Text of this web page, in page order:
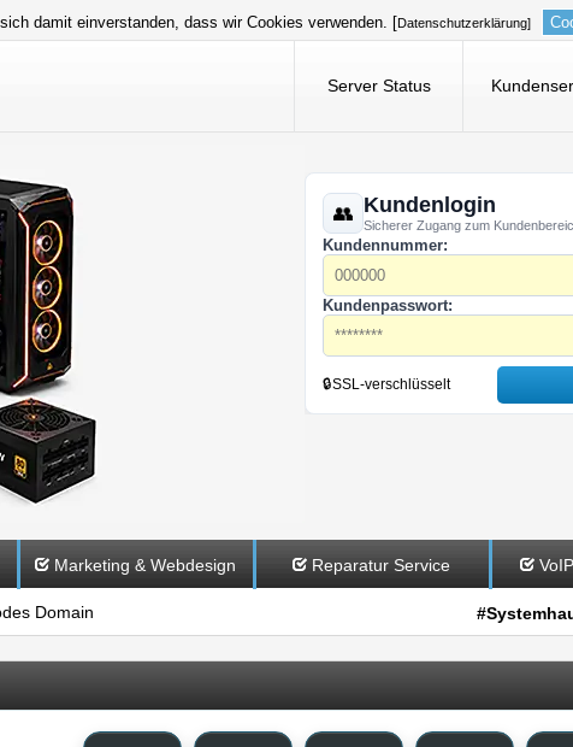
damit einverstanden, dass wir Cookies verwenden. [ Datenschutzerklärung]
Server Status
Kundenlogin
Sicherer Zugang zum
Kundennummer:
Kundenpasswort:
🔒SSL-verschlüsselt
Marketing & Webdesign Reparatur Service
Domain